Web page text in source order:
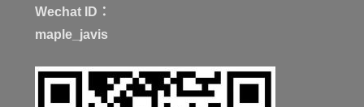
Wechat ID：
maple_javis